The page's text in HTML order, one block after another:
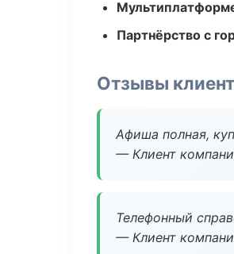
Партнёрство с
Отзывы
Афиша полная,
— Клиент
Телефонный
— Клиент